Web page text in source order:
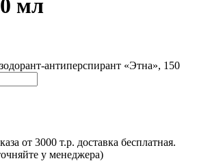
мл
антиперспирант «Этна», 150
от 3000 т.р. доставка бесплатная.
у менеджера)